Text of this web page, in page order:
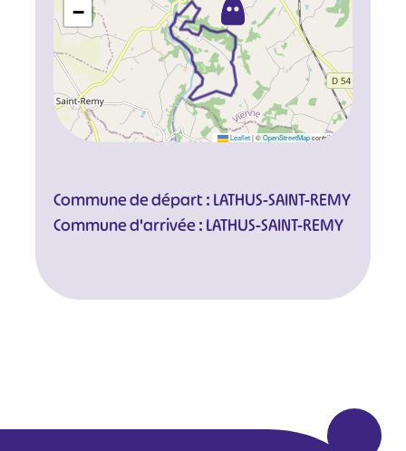
−
Leaflet |©OpenStreetMapcontributors
Commune de départ : LATHUS-SAINT-REMY
Commune d'arrivée : LATHUS-SAINT-REMY